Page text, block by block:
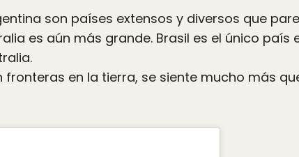
son países extensos y diversos que
es aún más grande. Brasil es el único país
en la tierra, se siente mucho más